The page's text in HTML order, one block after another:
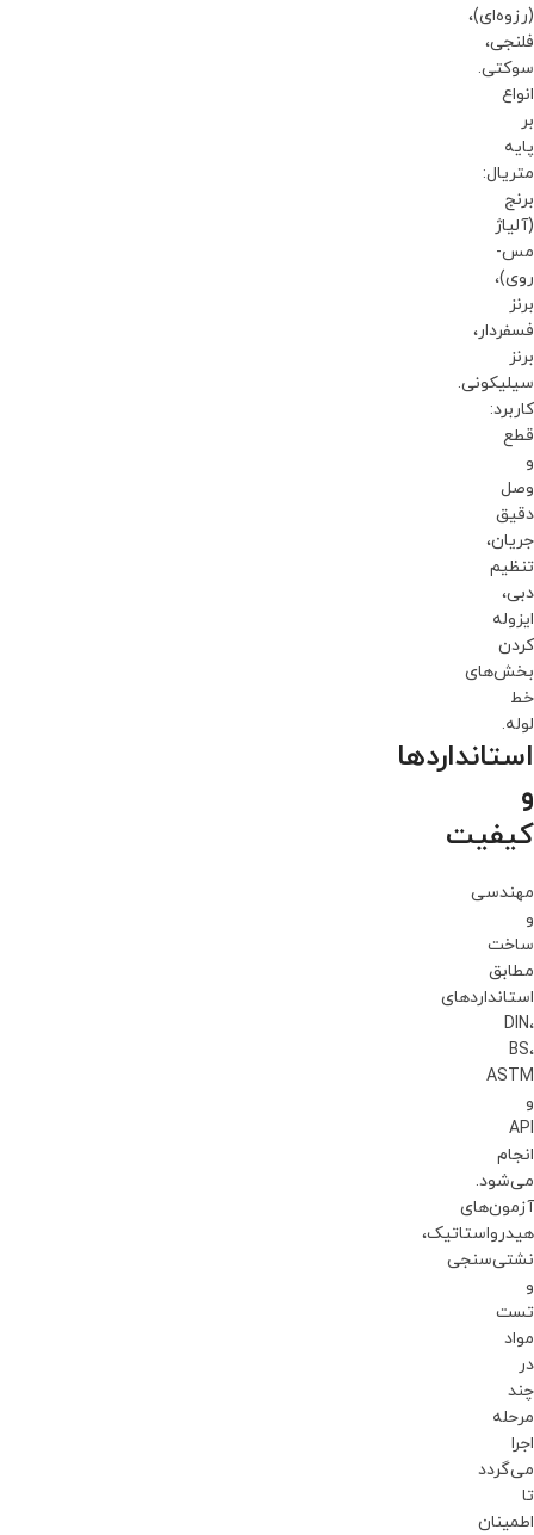
(رزوه‌ای)،
فلنجی،
سوکتی.
انواع
بر
پایه
متریال:
برنج
(آلیاژ
مس-
روی)،
برنز
فسفردار،
برنز
سیلیکونی.
کاربرد:
قطع
و
وصل
دقیق
جریان،
تنظیم
دبی،
ایزوله
کردن
بخش‌های
خط
لوله.
استانداردها
و
کیفیت
مهندسی
و
ساخت
مطابق
استانداردهای
DIN،
BS،
ASTM
و
API
انجام
می‌شود.
آزمون‌های
هیدرواستاتیک،
نشتی‌سنجی
و
تست
مواد
در
چند
مرحله
اجرا
می‌گردد
تا
اطمینان